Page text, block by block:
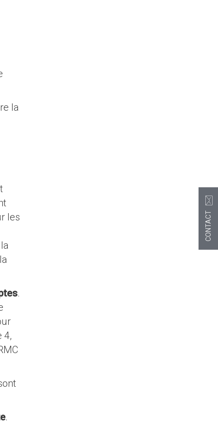
la
les
.
4,
.
CONTACT